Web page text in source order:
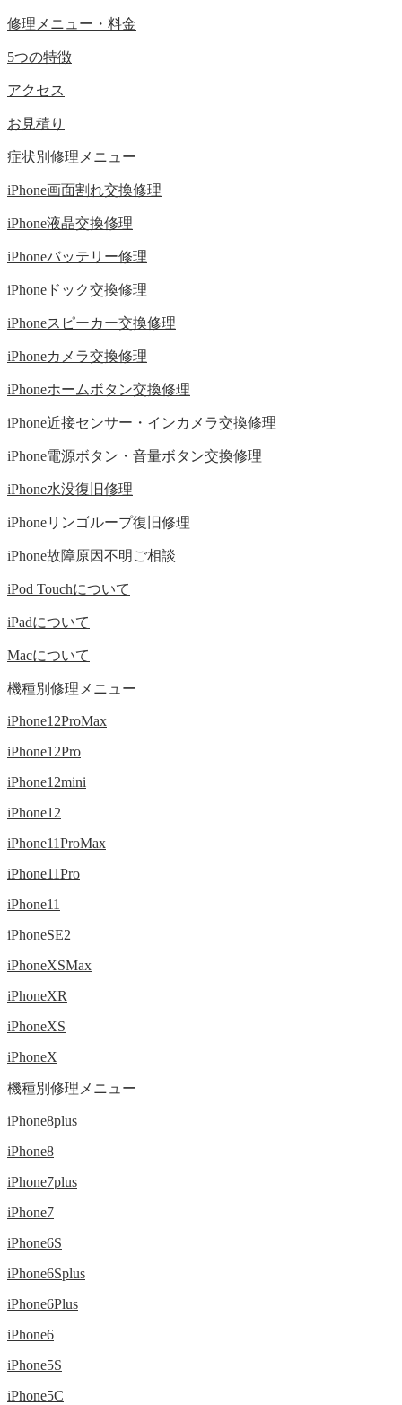
修理メニュー・料金
5つの特徴
アクセス
お見積り
症状別修理メニュー
iPhone画面割れ交換修理
iPhone液晶交換修理
iPhoneバッテリー修理
iPhoneドック交換修理
iPhoneスピーカー交換修理
iPhoneカメラ交換修理
iPhoneホームボタン交換修理
iPhone近接センサー・インカメラ交換修理
iPhone電源ボタン・音量ボタン交換修理
iPhone水没復旧修理
iPhoneリンゴループ復旧修理
iPhone故障原因不明ご相談
iPod Touchについて
iPadについて
Macについて
機種別修理メニュー
iPhone12ProMax
iPhone12Pro
iPhone12mini
iPhone12
iPhone11ProMax
iPhone11Pro
iPhone11
iPhoneSE2
iPhoneXSMax
iPhoneXR
iPhoneXS
iPhoneX
機種別修理メニュー
iPhone8plus
iPhone8
iPhone7plus
iPhone7
iPhone6S
iPhone6Splus
iPhone6Plus
iPhone6
iPhone5S
iPhone5C